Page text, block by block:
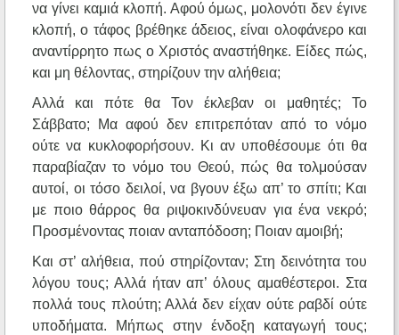
να γίνει καμιά κλοπή. Αφού όμως, μολονότι δεν έγινε
κλοπή, ο τάφος βρέθηκε άδειος, είναι ολοφάνερο και
αναντίρρητο πως ο Χριστός αναστήθηκε. Είδες πώς,
και μη θέλοντας, στηρίζουν την αλήθεια;
Αλλά και πότε θα Τον έκλεβαν οι μαθητές; Το
Σάββατο; Μα αφού δεν επιτρεπόταν από το νόμο
ούτε να κυκλοφορήσουν. Κι αν υποθέσουμε ότι θα
παραβίαζαν το νόμο του Θεού, πώς θα τολμούσαν
αυτοί, οι τόσο δειλοί, να βγουν έξω απ’ το σπίτι; Και
με ποιο θάρρος θα ριψοκινδύνευαν για ένα νεκρό;
Προσμένοντας ποιαν ανταπόδοση; Ποιαν αμοιβή;
Και στ’ αλήθεια, πού στηρίζονταν; Στη δεινότητα του
λόγου τους; Αλλά ήταν απ’ όλους αμαθέστεροι. Στα
πολλά τους πλούτη; Αλλά δεν είχαν ούτε ραβδί ούτε
υποδήματα. Μήπως στην ένδοξη καταγωγή τους;